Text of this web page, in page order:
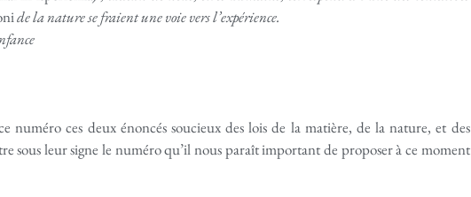
de la nature se fraient une voie vers l’expérience.
numéro ces deux énoncés soucieux des lois de la matière, de la nature, et des
sous leur signe le numéro qu’il nous paraît important de proposer à ce moment